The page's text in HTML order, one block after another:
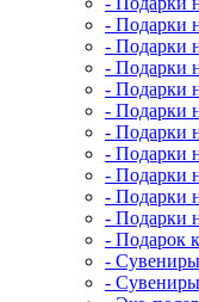
- Подарки
- Подарки
- Подарки
- Подарки
- Подарки
- Подарки
- Подарки
- Подарки
- Подарки
- Подарки
- Подарок
-
-